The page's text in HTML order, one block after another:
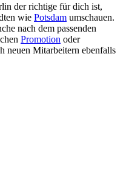
der richtige für dich ist,
wie Potsdam umschauen.
nach dem passenden
Promotion oder
neuen Mitarbeitern ebenfalls